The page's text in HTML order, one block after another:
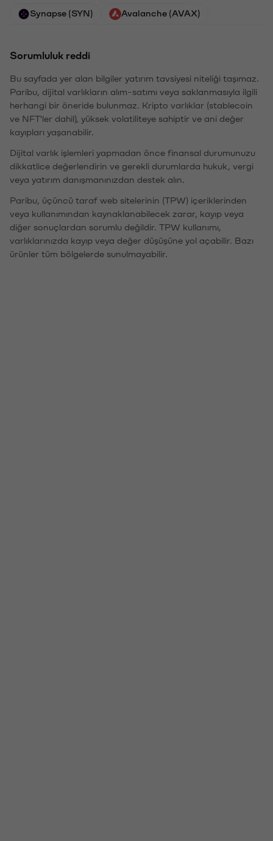
Synapse (SYN) Avalanche (AVAX)
Sorumluluk reddi
Bu sayfada yer alan bilgiler yatırım tavsiyesi niteliği taşımaz.
Paribu, dijital varlıkların alım-satımı veya saklanmasıyla ilgili
herhangi bir öneride bulunmaz. Kripto varlıklar (stablecoin
ve NFT'ler dahil), yüksek volatiliteye sahiptir ve ani değer
kayıpları yaşanabilir.
Dijital varlık işlemleri yapmadan önce finansal durumunuzu
dikkatlice değerlendirin ve gerekli durumlarda hukuk, vergi
veya yatırım danışmanınızdan destek alın.
Paribu, üçüncü taraf web sitelerinin (TPW) içeriklerinden
veya kullanımından kaynaklanabilecek zarar, kayıp veya
diğer sonuçlardan sorumlu değildir. TPW kullanımı,
varlıklarınızda kayıp veya değer düşüşüne yol açabilir. Bazı
ürünler tüm bölgelerde sunulmayabilir.